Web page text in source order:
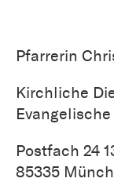
Pfarrerin
Kirchliche
Postfach 24
85335